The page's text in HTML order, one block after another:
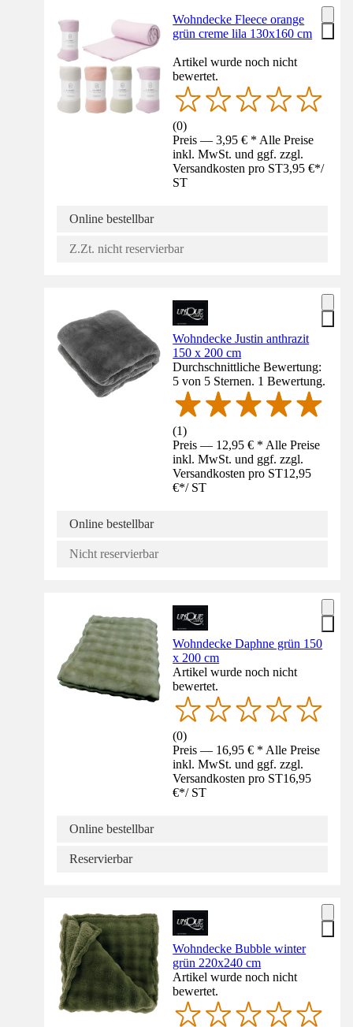
Wohndecke Fleece orange
grün creme lila 130x160 cm
Artikel wurde noch nicht
bewertet.
(0)
Preis — 3,95 € * Alle Preise
inkl. MwSt. und ggf. zzgl.
Versandkosten pro ST3,95 €*/
ST
Online bestellbar
Z.Zt. nicht reservierbar
Wohndecke Justin anthrazit
150 x 200 cm
Durchschnittliche Bewertung:
5 von 5 Sternen. 1 Bewertung.
(1)
Preis — 12,95 € * Alle Preise
inkl. MwSt. und ggf. zzgl.
Versandkosten pro ST12,95
€*/ ST
Online bestellbar
Nicht reservierbar
Wohndecke Daphne grün 150
x 200 cm
Artikel wurde noch nicht
bewertet.
(0)
Preis — 16,95 € * Alle Preise
inkl. MwSt. und ggf. zzgl.
Versandkosten pro ST16,95
€*/ ST
Online bestellbar
Reservierbar
Wohndecke Bubble winter
grün 220x240 cm
Artikel wurde noch nicht
bewertet.